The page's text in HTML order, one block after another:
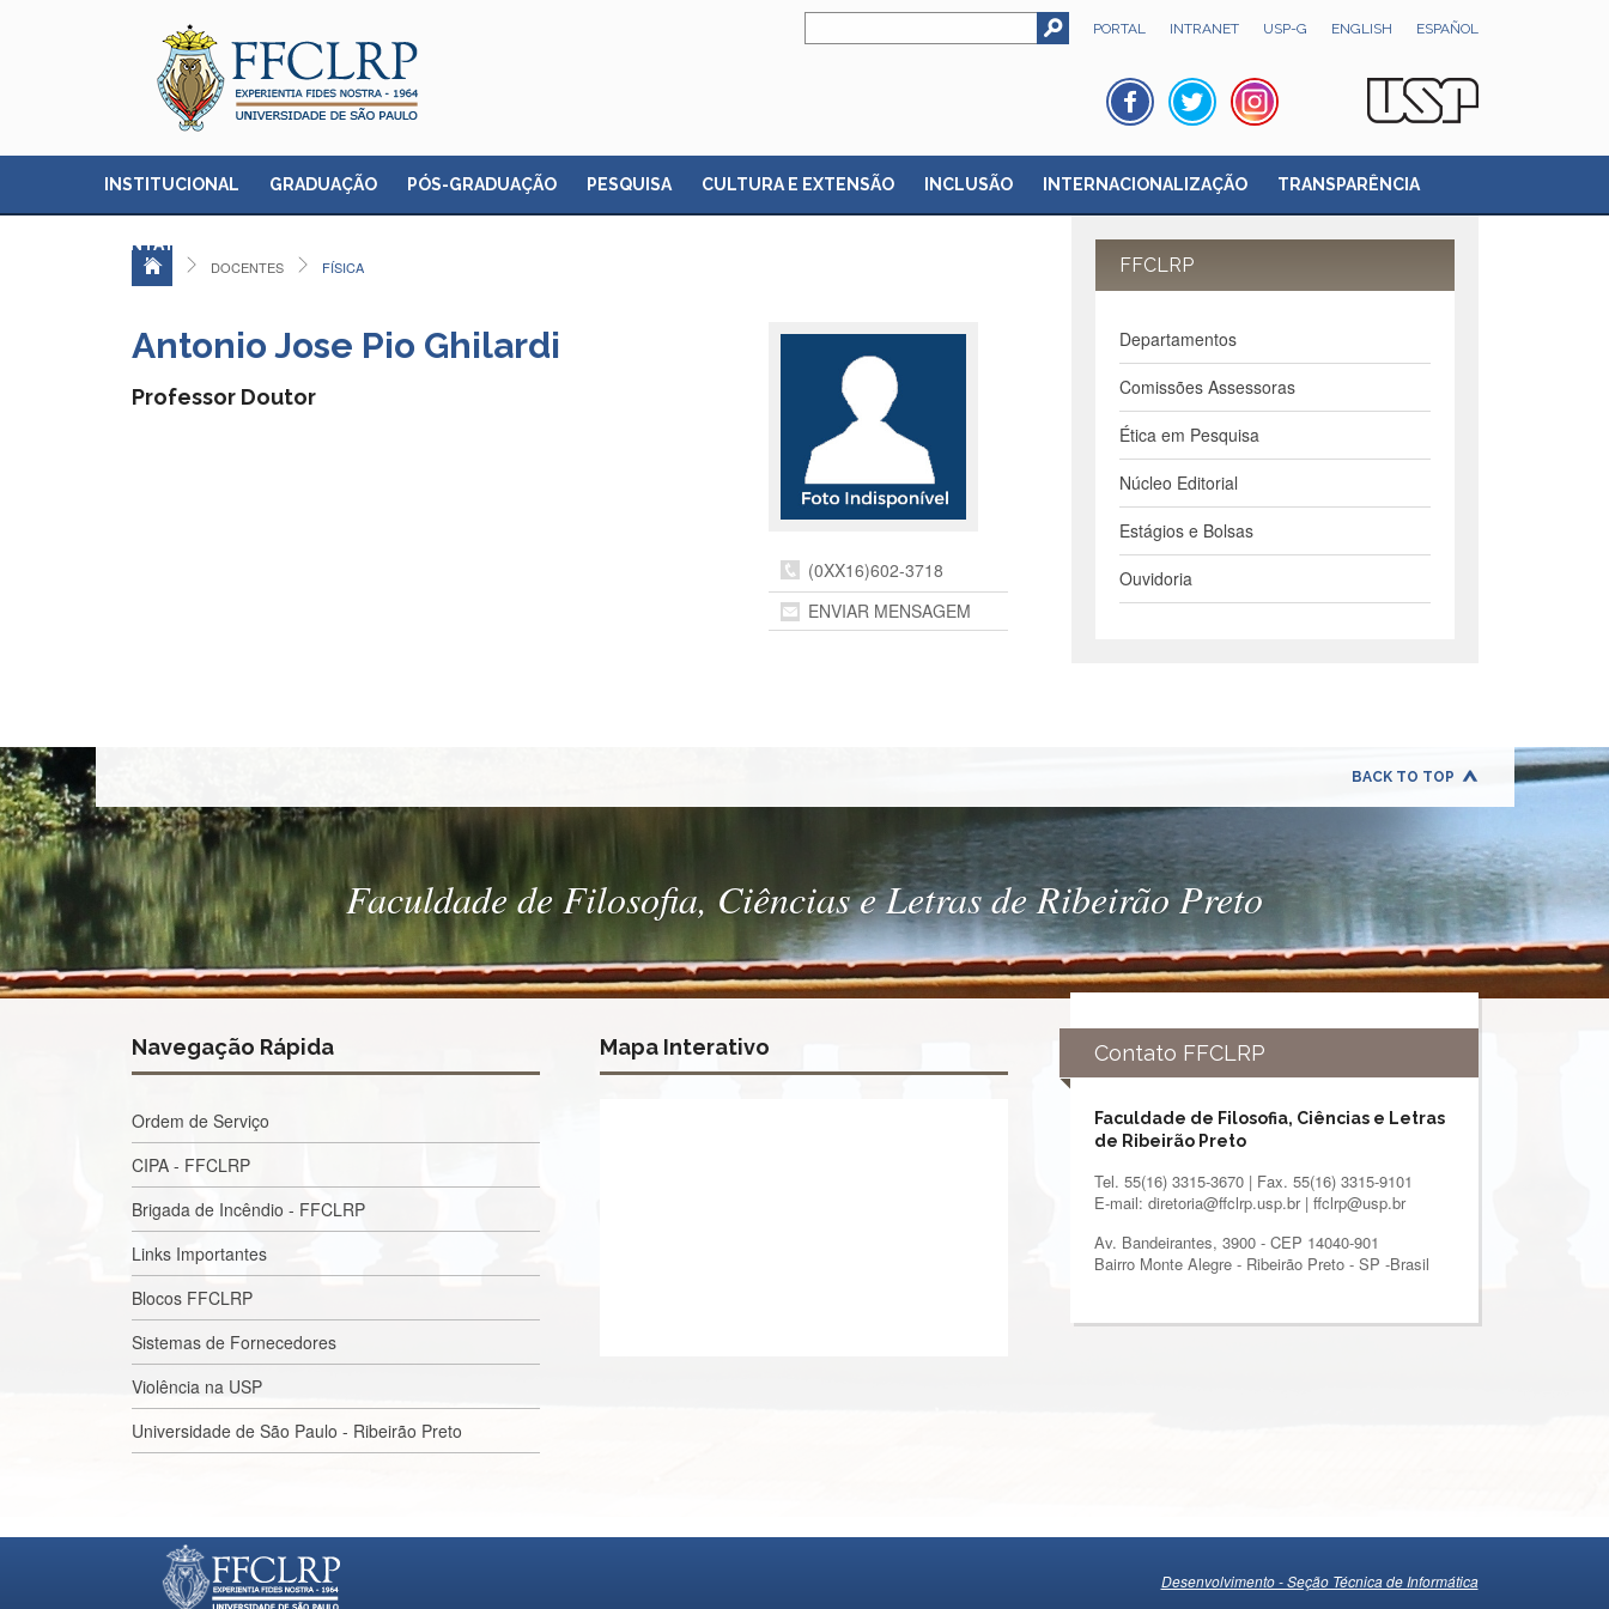
PORTAL INTRANET USP-G ENGLISH ESPAÑOL
INSTITUCIONAL GRADUAÇÃO PÓS-GRADUAÇÃO PESQUISA CULTURA E EXTENSÃO INCLUSÃO INTERNACIONALIZAÇÃO TRANSPARÊNCIA
CONTATO
DOCENTES
FÍSICA
(0XX16)602-3718
ENVIAR MENSAGEM
Antonio Jose Pio Ghilardi
Professor Doutor
FFCLRP
Departamentos
Comissões Assessoras
Ética em Pesquisa
Núcleo Editorial
Estágios e Bolsas
Ouvidoria
BACK TO TOP
Faculdade de Filosofia, Ciências e Letras de Ribeirão Preto
Navegação Rápida
Ordem de Serviço
CIPA - FFCLRP
Brigada de Incêndio - FFCLRP
Links Importantes
Blocos FFCLRP
Sistemas de Fornecedores
Violência na USP
Universidade de São Paulo - Ribeirão Preto
Mapa Interativo Contato FFCLRP
Faculdade de Filosofia, Ciências e Letras
de Ribeirão Preto
Tel. 55(16) 3315-3670 | Fax. 55(16) 3315-9101
E-mail: diretoria@ffclrp.usp.br | ffclrp@usp.br
Av. Bandeirantes, 3900 - CEP 14040-901
Bairro Monte Alegre - Ribeirão Preto - SP -Brasil
Desenvolvimento - Seção Técnica de Informática